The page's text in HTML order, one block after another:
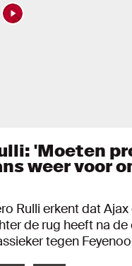
'Moeten
weer voor
Rulli erkent dat
de rug heeft na
tegen